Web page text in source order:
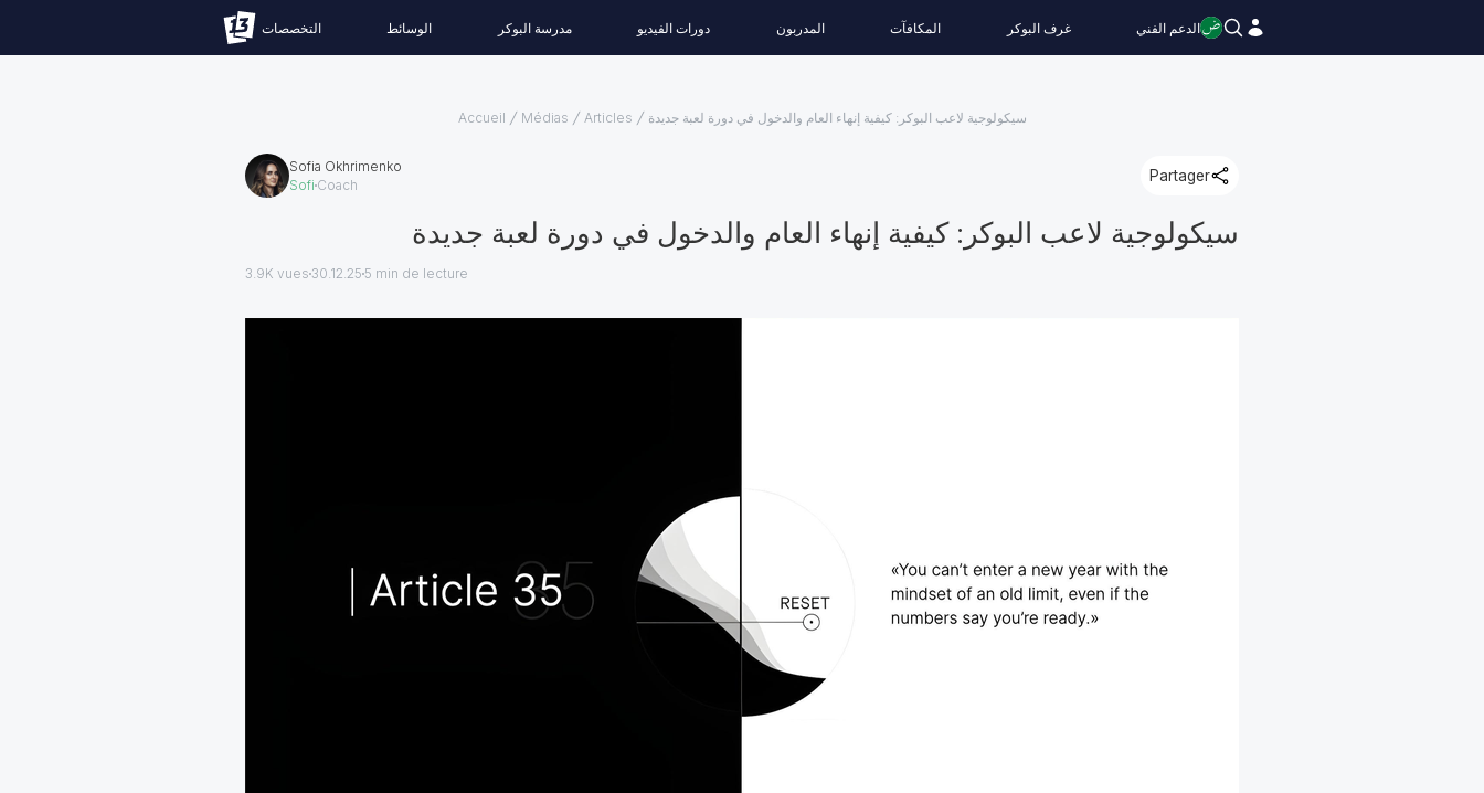
التخصصات الوسائط مدرسة البوكر دورات الفيديو المدربون المكافآت غرف البوكر الدعم الفني
Accueil Médias Articles سيكولوجية لاعب البوكر: كيفية إنهاء العام والدخول في دورة لعبة جديدة
Sofia Okhrimenko
Sofi Coach
Partager
سيكولوجية لاعب البوكر: كيفية إنهاء العام والدخول في دورة لعبة جديدة
3.9K vues 30.12.25 5 min de lecture